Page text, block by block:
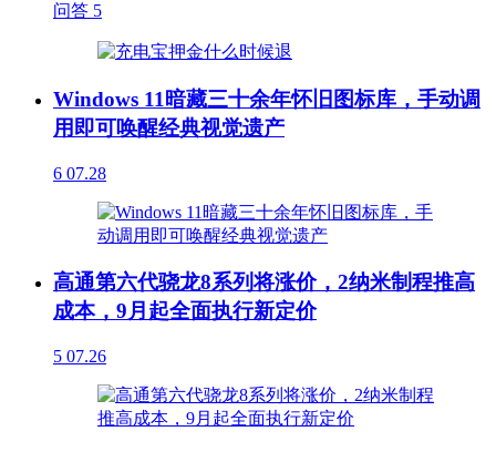
问答 5
Windows 11暗藏三十余年怀旧图标库，手动调
用即可唤醒经典视觉遗产
6 07.28
高通第六代骁龙8系列将涨价，2纳米制程推高
成本，9月起全面执行新定价
5 07.26